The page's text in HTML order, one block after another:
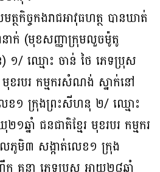
មត្ថកិច្ចកងរាជអាវុធហត្ថ បានឃាត់
ក់ (មុខសញ្ញាក្រុមលួចម៉ូតូ
១/ ឈ្មោះ ចាន់ ថៃ ភេទប្រុស
មុខរបរ កម្មករសំណង់ ស្នាក់នៅ
ខ១ ក្រុងព្រះសីហនុ ២/ ឈ្មោះ
នាំ ជនជាតិខ្មែរ មុខរបរ កម្មករ
មិ៣ សង្កាត់លេខ១ ក្រុង